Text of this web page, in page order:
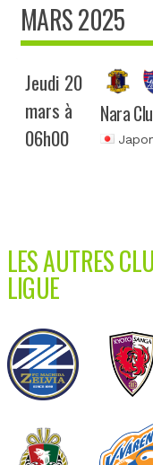
MARS 2025
Jeudi 20
mars à
06h00
Nara
LES AUTRES
LIGUE